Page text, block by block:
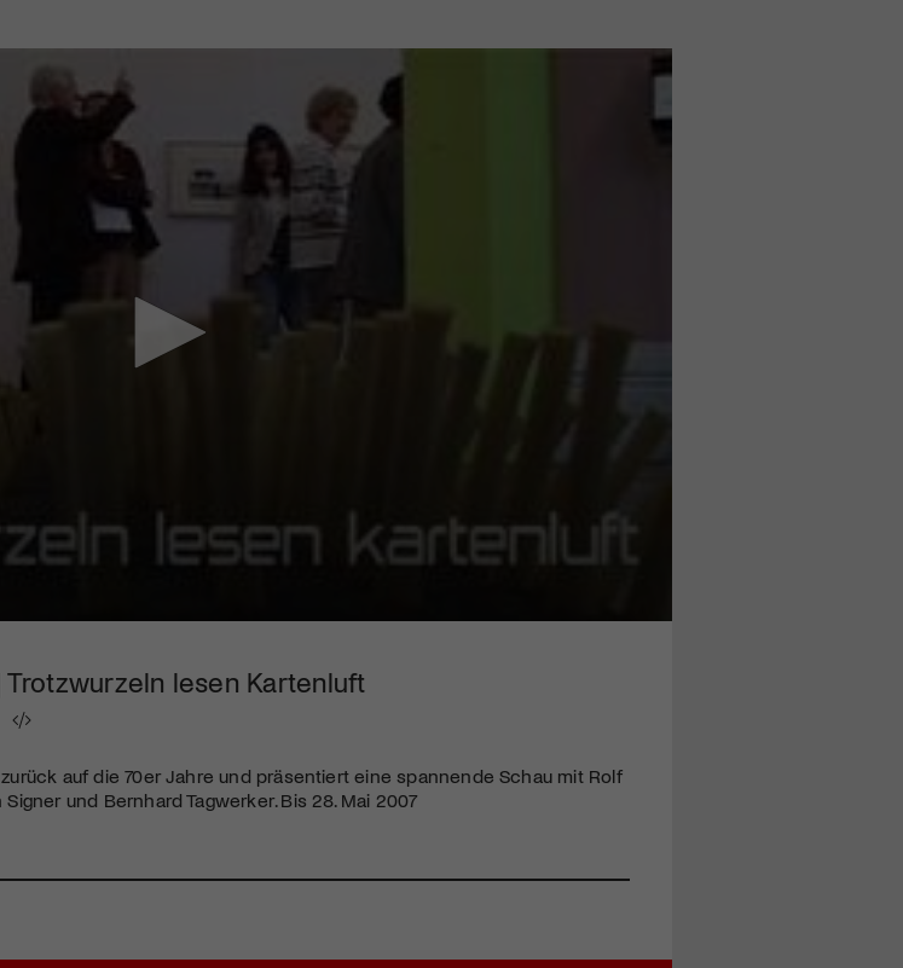
Trotzwurzeln lesen Kartenluft
auf die 70er Jahre und präsentiert eine spannende Schau mit Rolf
und Bernhard Tagwerker. Bis 28. Mai 2007
Kulturschaffende(r) oder
unsere Arbeit.